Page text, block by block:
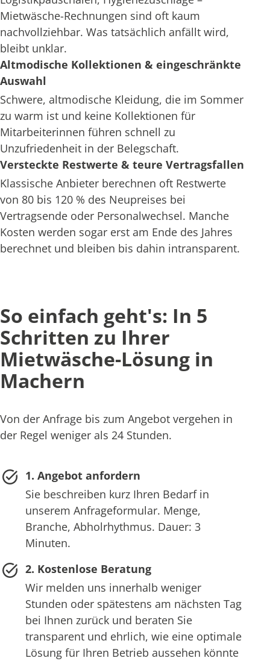
Mietwäsche-Rechnungen sind oft kaum
nachvollziehbar. Was tatsächlich anfällt wird,
bleibt unklar.
Altmodische Kollektionen & eingeschränkte
Auswahl
Schwere, altmodische Kleidung, die im Sommer
zu warm ist und keine Kollektionen für
Mitarbeiterinnen führen schnell zu
Unzufriedenheit in der Belegschaft.
Versteckte Restwerte & teure Vertragsfallen
Klassische Anbieter berechnen oft Restwerte
von 80 bis 120 % des Neupreises bei
Vertragsende oder Personalwechsel. Manche
Kosten werden sogar erst am Ende des Jahres
berechnet und bleiben bis dahin intransparent.
So einfach geht's: In 5
Schritten zu Ihrer
Mietwäsche-Lösung in
Machern
Von der Anfrage bis zum Angebot vergehen in
der Regel weniger als 24 Stunden.
1. Angebot anfordern
Sie beschreiben kurz Ihren Bedarf in
unserem Anfrageformular. Menge,
Branche, Abholrhythmus. Dauer: 3
Minuten.
2. Kostenlose Beratung
Wir melden uns innerhalb weniger
Stunden oder spätestens am nächsten Tag
bei Ihnen zurück und beraten Sie
transparent und ehrlich, wie eine optimale
Lösung für Ihren Betrieb aussehen könnte